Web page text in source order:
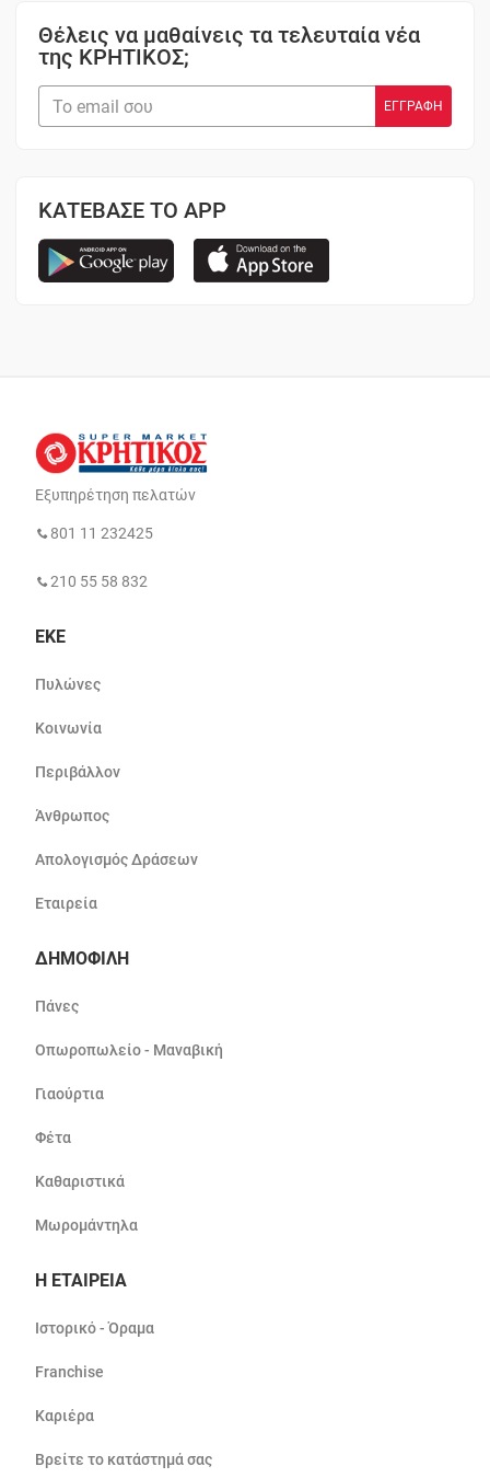
Θέλεις να μαθαίνεις τα τελευταία νέα
της ΚΡΗΤΙΚΟΣ;
ΚΑΤΕΒΑΣΕ ΤΟ APP
Εξυπηρέτηση πελατών
801 11 232425
210 55 58 832
ΕΚΕ
Πυλώνες
Κοινωνία
Περιβάλλον
Άνθρωπος
Απολογισμός Δράσεων
Εταιρεία
ΔΗΜΟΦΙΛΗ
Πάνες
Οπωροπωλείο - Μαναβική
Γιαούρτια
Φέτα
Καθαριστικά
Μωρομάντηλα
Η ΕΤΑΙΡΕΙΑ
Ιστορικό - Όραμα
Franchise
Καριέρα
Βρείτε το κατάστημά σας